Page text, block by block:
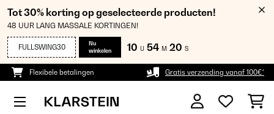
Tot 30% korting op geselecteerde producten!
48 UUR LANG MASSALE KORTINGEN!
FULLSWING30
Nu
winkelen
10 U 54 M 20 S
Flexibele betalingen Gratis verzending vanaf 100€*